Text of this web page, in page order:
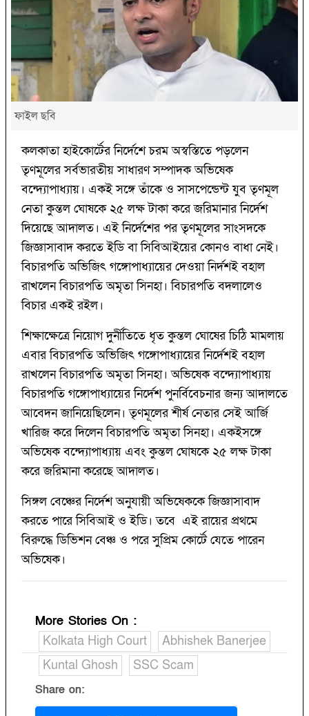
ফাইল ছবি
কলকাতা হাইকোর্টের নির্দেশে চরম অস্বস্তিতে পড়লেন
তৃণমূলের সর্বভারতীয় সাধারণ সম্পাদক অভিষেক
বন্দ্যোপাধ্যায়। একই সঙ্গে তাঁকে ও সাসপেন্ডেন্ট যুব তৃণমূল
নেতা কুন্তল ঘোষকে ২৫ লক্ষ টাকা করে জরিমানার নির্দেশ
দিয়েছে আদালত। এই নির্দেশের পর তৃণমূলের সাংসদকে
জিজ্ঞাসাবাদ করতে ইডি বা সিবিআইয়ের কোনও বাধা নেই।
বিচারপতি অভিজিৎ গঙ্গোপাধ্যায়ের দেওয়া নির্দশই বহাল
রাখলেন বিচারপতি অমৃতা সিনহা। বিচারপতি বদলালেও
বিচার একই রইল।
শিক্ষাক্ষেত্রে নিয়োগ দুর্নীতিতে ধৃত কুন্তল ঘোষের চিঠি মামলায়
এবার বিচারপতি অভিজিৎ গঙ্গোপাধ্যায়ের নির্দেশই বহাল
রাখলেন বিচারপতি অমৃতা সিনহা। অভিষেক বন্দ্যোপাধ্যায়
বিচারপতি গঙ্গোপাধ্যায়ের নির্দেশ পুনর্বিবেচনার জন্য আদালতে
আবেদন জানিয়েছিলেন। তৃণমূলের শীর্ষ নেতার সেই আর্জি
খারিজ করে দিলেন বিচারপতি অমৃতা সিনহা। একইসঙ্গে
অভিষেক বন্দ্যোপাধ্যায় এবং কুন্তল ঘোষকে ২৫ লক্ষ টাকা
করে জরিমানা করেছে আদালত।
সিঙ্গল বেঞ্চের নির্দেশ অনুযায়ী অভিষেককে জিজ্ঞাসাবাদ
করতে পারে সিবিআই ও ইডি। তবে এই রায়ের প্রথমে
বিরুদ্ধে ডিভিশন বেঞ্চ ও পরে সুপ্রিম কোর্টে যেতে পারেন
অভিষেক।
More Stories On :
Kolkata High Court
Abhishek Banerjee
Kuntal Ghosh
SSC Scam
Share on: